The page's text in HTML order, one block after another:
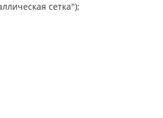
сетка");